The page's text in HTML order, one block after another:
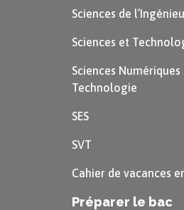
Sciences de
Sciences et
Sciences Numériques
Technologie
SES
SVT
Cahier de vacances
Préparer le bac